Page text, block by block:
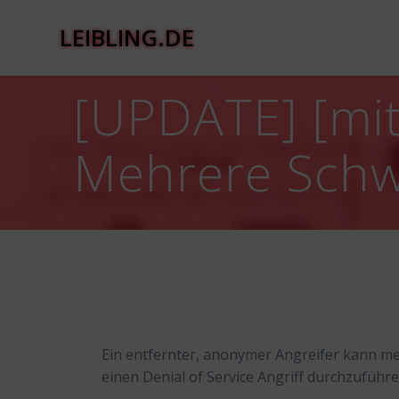
LEIBLING.DE
[UPDATE]
Mehrere
Ein entfernter, anonymer Angreifer kann
einen Denial of Service Angriff